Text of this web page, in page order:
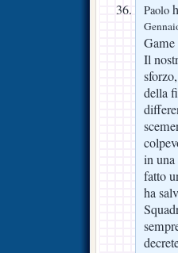
Paolo
Game
Il
della
in una
fatto
ha